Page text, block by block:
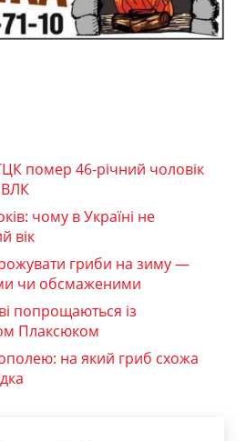
помер 46-річний чоловік
ВЛК
чому в Україні не
вік
гриби на зиму —
чи обсмаженими
попрощаються із
Плаксюком
на який гриб схожа